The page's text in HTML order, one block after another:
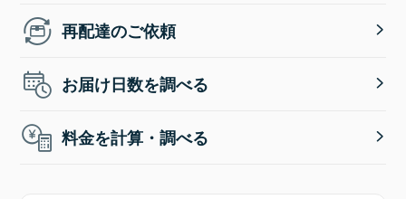
再配達のご依頼
お届け日数を調べる
料金を計算・調べる